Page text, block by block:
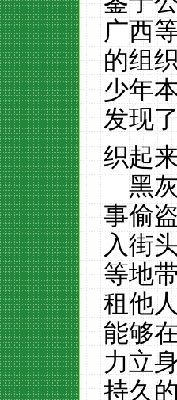
广西
的组
少年
发现
织起
黑
事偷
入街
等地
租他
能够
力立
持久